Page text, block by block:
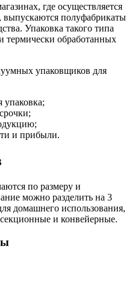
где осуществляется
выпускаются полуфабрикаты
Упаковка такого типа
термически обработанных
упаковщиков для
упаковка;
и прибыли.
по размеру и
можно разделить на 3
домашнего использования,
и конвейерные.